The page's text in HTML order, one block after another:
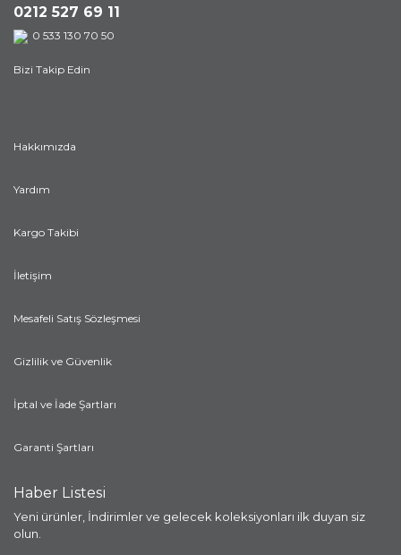
0212 527 69 11
0 533 130 70 50
Bizi Takip Edin
Hakkımızda
Yardım
Kargo Takibi
İletişim
Mesafeli Satış Sözleşmesi
Gizlilik ve Güvenlik
İptal ve İade Şartları
Garanti Şartları
Haber Listesi
Yeni ürünler, İndirimler ve gelecek koleksiyonları ilk duyan siz
olun.